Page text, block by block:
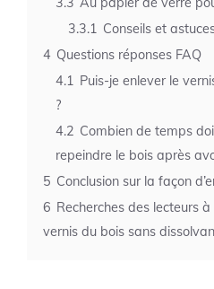
3.3.1 Conseils et
4 Questions réponses FAQ
4.1 Puis-je enlever le
?
4.2 Combien de temps
repeindre le bois après
5 Conclusion sur la façon
6 Recherches des lecteurs
vernis du bois sans